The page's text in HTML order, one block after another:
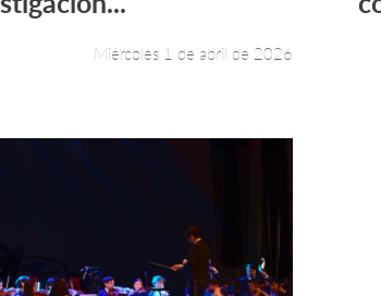
Miércoles 1 de abril de 2026